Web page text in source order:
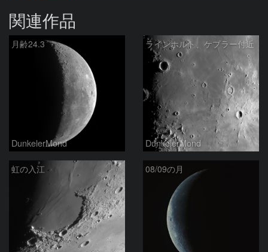
関連作品
月齢24.3
DunkelerMond
ラインホルト、ケプラー付近
DunkelerMond
虹の入江 08/09の月